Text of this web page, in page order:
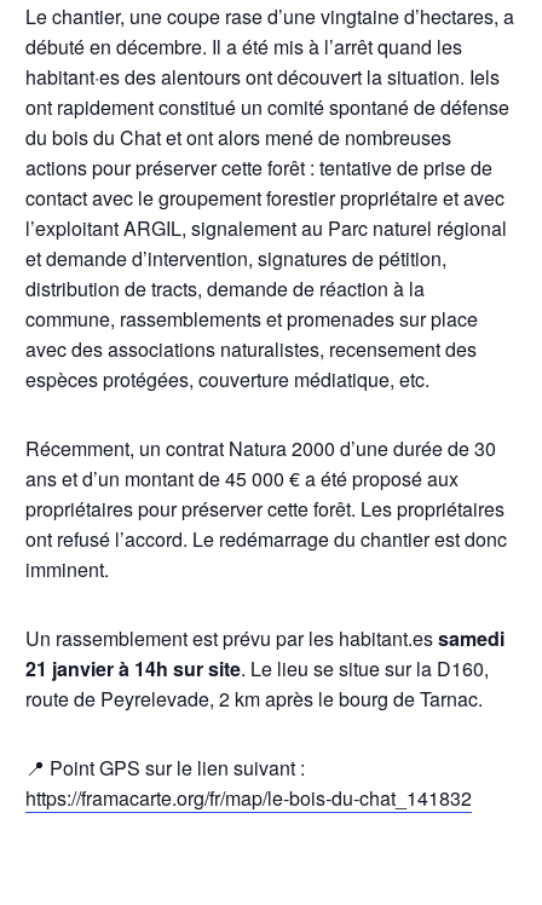
Le chantier, une coupe rase d’une vingtaine d’hectares, a
débuté en décembre. Il a été mis à l’arrêt quand les
habitant·es des alentours ont découvert la situation. Iels
ont rapidement constitué un comité spontané de défense
du bois du Chat et ont alors mené de nombreuses
actions pour préserver cette forêt : tentative de prise de
contact avec le groupement forestier propriétaire et avec
l’exploitant ARGIL, signalement au Parc naturel régional
et demande d’intervention, signatures de pétition,
distribution de tracts, demande de réaction à la
commune, rassemblements et promenades sur place
avec des associations naturalistes, recensement des
espèces protégées, couverture médiatique, etc.
Récemment, un contrat Natura 2000 d’une durée de 30
ans et d’un montant de 45 000 € a été proposé aux
propriétaires pour préserver cette forêt. Les propriétaires
ont refusé l’accord. Le redémarrage du chantier est donc
imminent.
Un rassemblement est prévu par les habitant.essamedi
21 janvier à 14h sur site. Le lieu se situe sur la D160,
route de Peyrelevade, 2 km après le bourg de Tarnac.
📍 Point GPS sur le lien suivant :
https://framacarte.org/fr/map/le-bois-du-chat_141832